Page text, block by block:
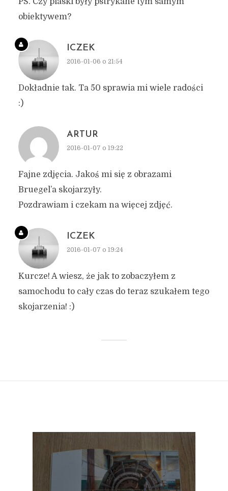
obiektywem?
ICZEK
2016-01-06 o 21:54
Dokładnie tak. Ta 50 sprawia mi wiele radości
:)
ARTUR
2016-01-07 o 19:22
Fajne zdjęcia. Jakoś mi się z obrazami
Bruegel’a skojarzyły.
Pozdrawiam i czekam na więcej zdjęć.
ICZEK
2016-01-07 o 19:24
Kurcze! A wiesz, że jak to zobaczyłem z
samochodu to cały czas do teraz szukałem tego
skojarzenia! :)